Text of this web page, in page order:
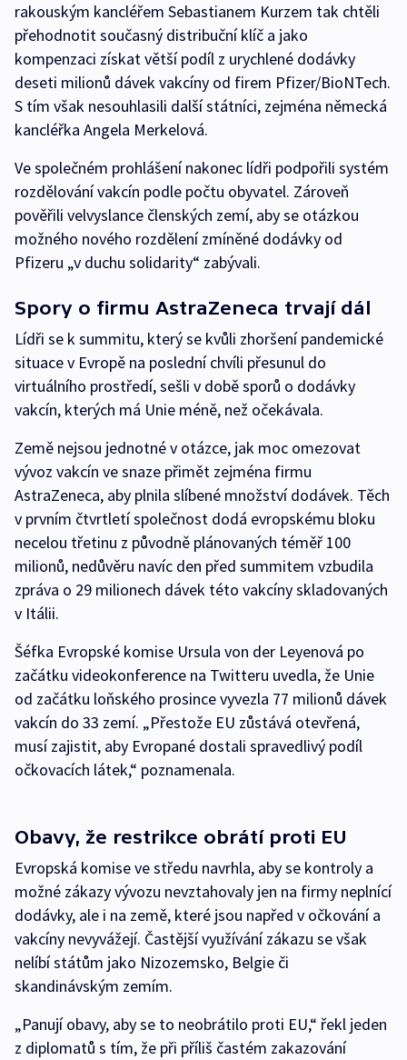
rakouským kancléřem Sebastianem Kurzem tak chtěli
přehodnotit současný distribuční klíč a jako
kompenzaci získat větší podíl z urychlené dodávky
deseti milionů dávek vakcíny od firem Pfizer/BioNTech.
S tím však nesouhlasili další státníci, zejména německá
kancléřka Angela Merkelová.
Ve společném prohlášení nakonec lídři podpořili systém
rozdělování vakcín podle počtu obyvatel. Zároveň
pověřili velvyslance členských zemí, aby se otázkou
možného nového rozdělení zmíněné dodávky od
Pfizeru „v duchu solidarity“ zabývali.
Spory o firmu AstraZeneca trvají dál
Lídři se k summitu, který se kvůli zhoršení pandemické
situace v Evropě na poslední chvíli přesunul do
virtuálního prostředí, sešli v době sporů o dodávky
vakcín, kterých má Unie méně, než očekávala.
Země nejsou jednotné v otázce, jak moc omezovat
vývoz vakcín ve snaze přimět zejména firmu
AstraZeneca, aby plnila slíbené množství dodávek. Těch
v prvním čtvrtletí společnost dodá evropskému bloku
necelou třetinu z původně plánovaných téměř 100
milionů, nedůvěru navíc den před summitem vzbudila
zpráva o 29 milionech dávek této vakcíny skladovaných
v Itálii.
Šéfka Evropské komise Ursula von der Leyenová po
začátku videokonference na Twitteru uvedla, že Unie
od začátku loňského prosince vyvezla 77 milionů dávek
vakcín do 33 zemí. „Přestože EU zůstává otevřená,
musí zajistit, aby Evropané dostali spravedlivý podíl
očkovacích látek,“ poznamenala.
Obavy, že restrikce obrátí proti EU
Evropská komise ve středu navrhla, aby se kontroly a
možné zákazy vývozu nevztahovaly jen na firmy neplnící
dodávky, ale i na země, které jsou napřed v očkování a
vakcíny nevyvážejí. Častější využívání zákazu se však
nelíbí státům jako Nizozemsko, Belgie či
skandinávským zemím.
„Panují obavy, aby se to neobrátilo proti EU,“ řekl jeden
z diplomatů s tím, že při příliš častém zakazování